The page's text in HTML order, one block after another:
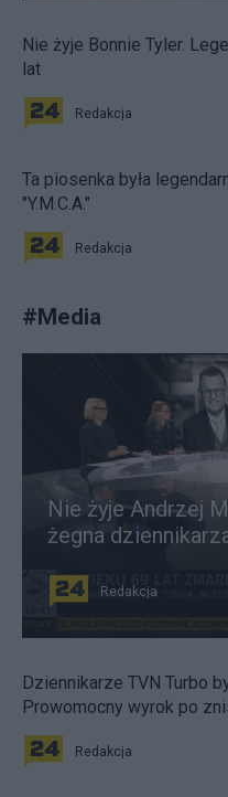
Nie żyje Bonnie Tyler.
lat
Redakcja
Ta piosenka była
"Y.M.C.A."
Redakcja
#Media
Nie żyje Andrzej
żegna
Redakcja
Dziennikarze TVN Turbo
Prowomocny wyrok po
Redakcja